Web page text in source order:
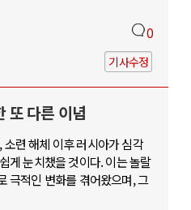
0
기사수정
또 다른 이념
련 해체 이후 러시아가 심각
게 눈치챘을 것이다. 이는 놀랄
극적인 변화를 겪어왔으며, 그